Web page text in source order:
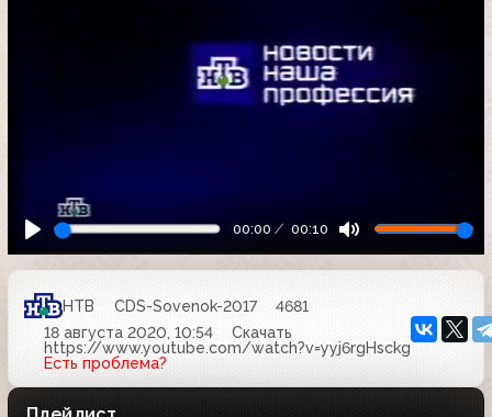
00:00 00:10
НТВ CDS-Sovenok-2017
4681
18 августа 2020, 10:54
Скачать
https://www.youtube.com/watch?v=yyj6rgHsckg
Есть проблема?